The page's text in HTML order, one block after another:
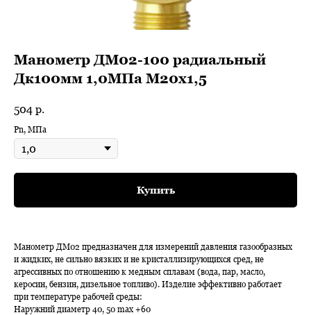
Манометр ДМ02-100 радиальный
Дк100мм 1,0МПа М20х1,5
504 р.
Pn, МПа
Купить
Манометр ДМ02 предназначен для измерений давления газообразных
и жидких, не сильно вязких и не кристаллизирующихся сред, не
агрессивных по отношению к медным сплавам (вода, пар, масло,
керосин, бензин, дизельное топливо). Изделие эффективно работает
при температуре рабочей среды:
Наружний диаметр 40, 50 max +60